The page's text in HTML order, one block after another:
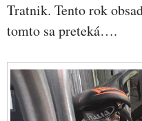
Tratnik. Tento rok
tomto sa preteká….